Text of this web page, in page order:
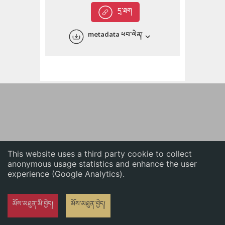
This website uses a third party cookie to collect
anonymous usage statistics and enhance the user
experience (Google Analytics).
མོས་མཐུན་མི་བྱེད། མོས་མཐུན་བྱེད།
English
དྲ་ཐག
metadata ཕབ་ལེན།